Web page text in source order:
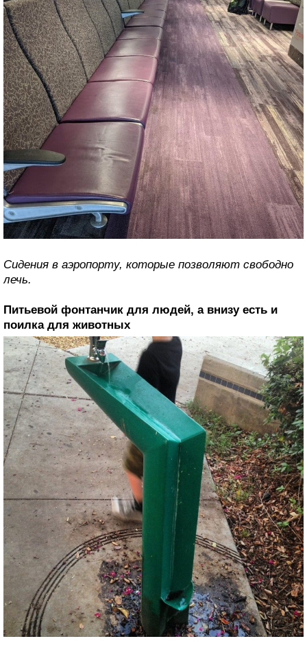
Сидения в аэропорту, которые позволяют свободно
лечь.
Питьевой фонтанчик для людей, а внизу есть и
поилка для животных